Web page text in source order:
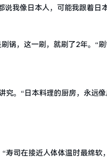
说我像日本人，可能我跟着日
锅，这一刷，就刷了2年。“
究。“日本料理的厨房，永远
寿司在接近人体体温时最绵软